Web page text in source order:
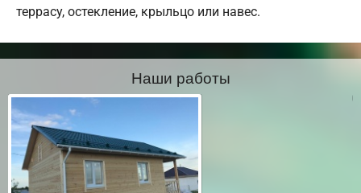
террасу, остекление, крыльцо или навес.
Наши работы